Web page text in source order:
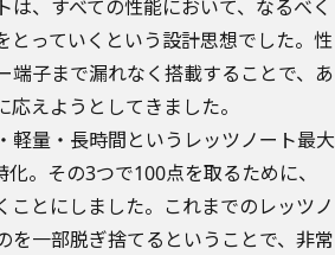
は、すべての性能において、なるべく
とっていくという設計思想でした。性
端子まで漏れなく搭載することで、あ
えようとしてきました。
軽量・長時間というレッツノート最大
。その3つで100点を取るために、
ことにしました。これまでのレッツノ
を一部脱ぎ捨てるということで、非常